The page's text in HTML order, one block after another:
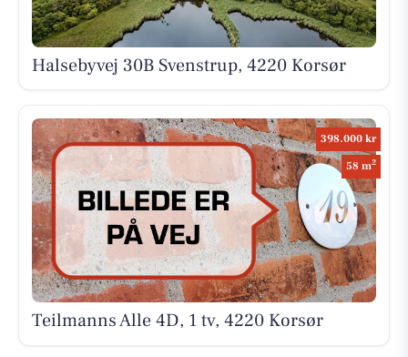
Halsebyvej 30B Svenstrup, 4220 Korsør
398.000 kr
58 m2
Teilmanns Alle 4D, 1 tv, 4220 Korsør